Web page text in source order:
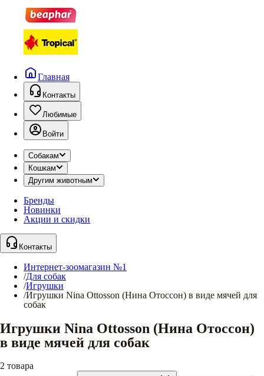
Главная
Контакты
Любимые
Войти
Собакам
Кошкам
Другим животным
Бренды
Новинки
Акции и скидки
Контакты
Интернет-зоомагазин №1
/Для собак
/Игрушки
/Игрушки Nina Ottosson (Нина Отоссон) в виде мячей для
собак
Игрушки Nina Ottosson (Нина Отоссон)
в виде мячей для собак
2 товара